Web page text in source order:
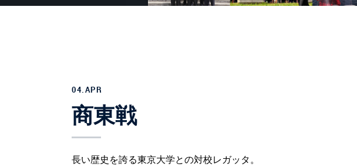
04.APR
商東戦
長い歴史を誇る東京大学との対校レガッタ。